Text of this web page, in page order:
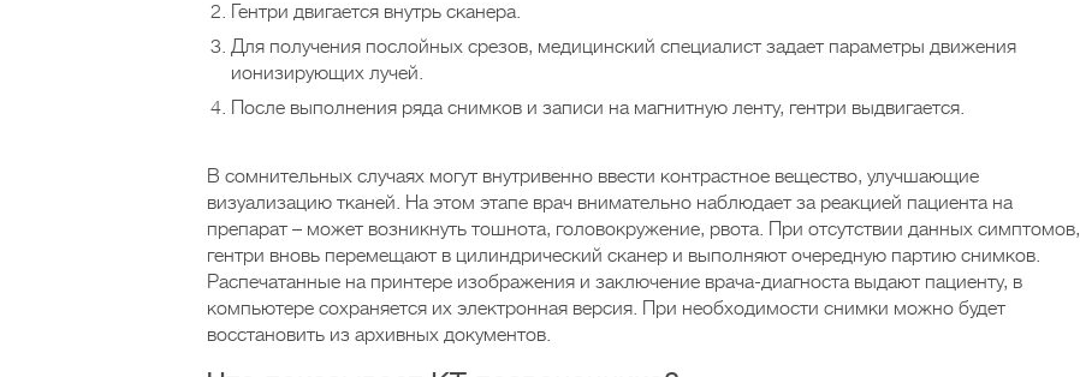
Гентри двигается внутрь сканера.
Для получения послойных срезов, медицинский специалист задает параметры движения
ионизирующих лучей.
После выполнения ряда снимков и записи на магнитную ленту, гентри выдвигается.
В сомнительных случаях могут внутривенно ввести контрастное вещество, улучшающие
визуализацию тканей. На этом этапе врач внимательно наблюдает за реакцией пациента на
препарат – может возникнуть тошнота, головокружение, рвота. При отсутствии данных симптомов,
гентри вновь перемещают в цилиндрический сканер и выполняют очередную партию снимков.
Распечатанные на принтере изображения и заключение врача-диагноста выдают пациенту, в
компьютере сохраняется их электронная версия. При необходимости снимки можно будет
восстановить из архивных документов.